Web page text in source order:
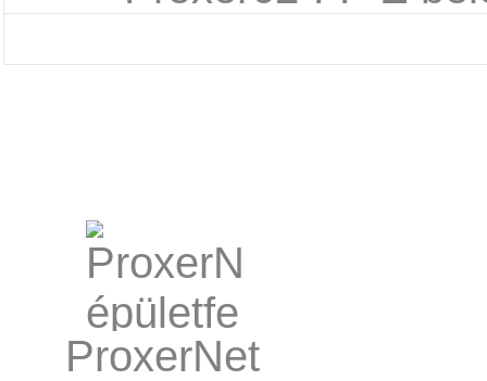
ProxerNet